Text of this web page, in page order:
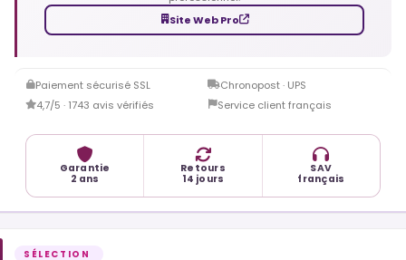
Site Web Pro
Paiement sécurisé SSL
Chronopost · UPS
4,7/5 · 1743 avis vérifiés
Service client français
Garantie
2 ans
Retours
14 jours
SAV
français